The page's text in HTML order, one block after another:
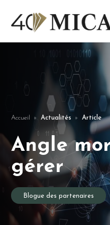
Accueil Actualités Article
Angle
gérer
Blogue des partenaires